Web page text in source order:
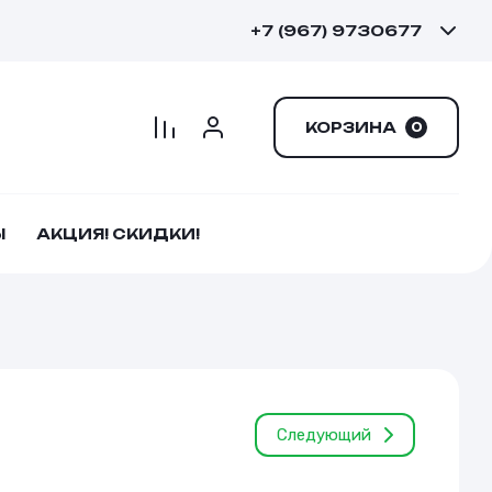
+7 (967) 9730677
КОРЗИНА 0
АКЦИЯ! СКИДКИ!
Следующий